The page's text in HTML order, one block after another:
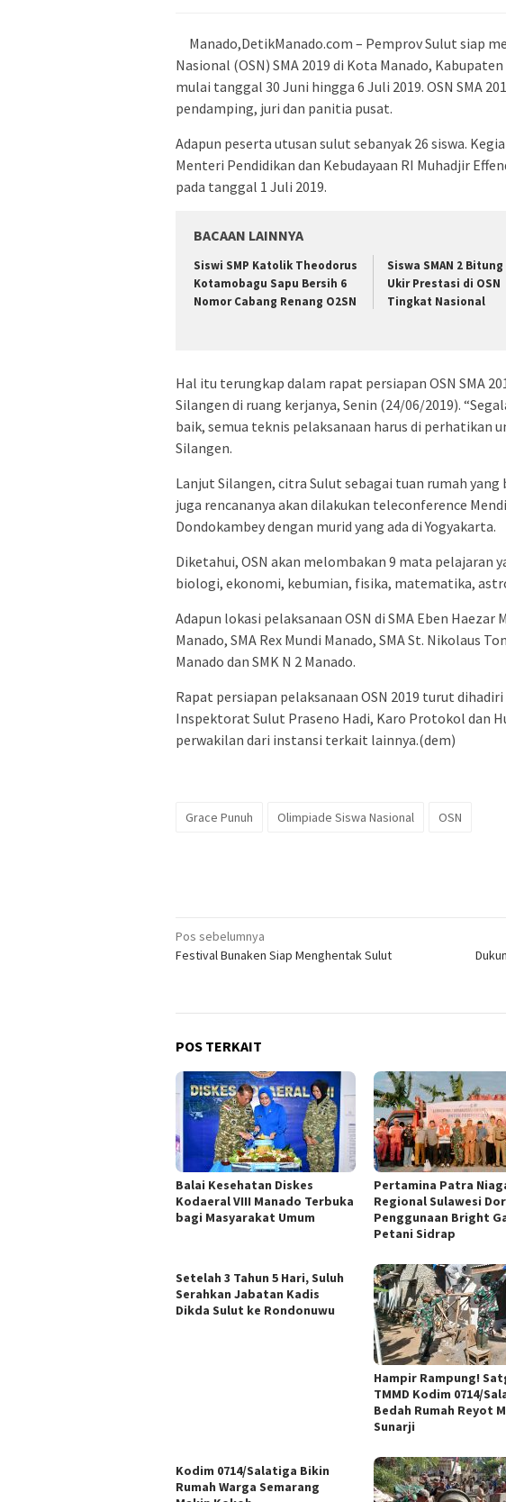
Manado,DetikManado.com – Pemprov Sulut siap
Nasional (OSN) SMA 2019 di Kota Manado,
mulai tanggal 30 Juni hingga 6 Juli 2019. OSN SMA
pendamping, juri dan panitia pusat.
Adapun peserta utusan sulut sebanyak 26 siswa.
Menteri Pendidikan dan Kebudayaan RI Muhadjir
pada tanggal 1 Juli 2019.
BACAAN LAINNYA
Siswi SMP Katolik Theodorus
Kotamobagu Sapu Bersih 6
Nomor Cabang Renang O2SN
Siswa SMAN 2
Ukir Prestasi di OSN
Tingkat Nasional
Hal itu terungkap dalam rapat persiapan OSN SMA
Silangen di ruang kerjanya, Senin (24/06/2019).
baik, semua teknis pelaksanaan harus di perhatikan
Silangen.
Lanjut Silangen, citra Sulut sebagai tuan rumah yang
juga rencananya akan dilakukan teleconference
Dondokambey dengan murid yang ada di Yogyakarta.
Diketahui, OSN akan melombakan 9 mata
biologi, ekonomi, kebumian, fisika, matematika,
Adapun lokasi pelaksanaan OSN di SMA Eben Haezar
Manado, SMA Rex Mundi Manado, SMA St. Nikolaus
Manado dan SMK N 2 Manado.
Rapat persiapan pelaksanaan OSN 2019 turut
Inspektorat Sulut Praseno Hadi, Karo Protokol dan
perwakilan dari instansi terkait lainnya.(dem)
Grace Punuh Olimpiade Siswa Nasional OSN
Navigasi
pos
Pos sebelumnya
Festival Bunaken Siap Menghentak Sulut
POS TERKAIT
Balai Kesehatan Diskes
Kodaeral VIII Manado Terbuka
bagi Masyarakat Umum
Pertamina Patra
Regional Sulawesi
Penggunaan Bright
Petani Sidrap
Setelah 3 Tahun 5 Hari, Suluh
Serahkan Jabatan Kadis
Dikda Sulut ke Rondonuwu
Hampir Rampung!
TMMD Kodim 0714/
Bedah Rumah Reyot
Sunarji
Kodim 0714/Salatiga Bikin
Rumah Warga Semarang